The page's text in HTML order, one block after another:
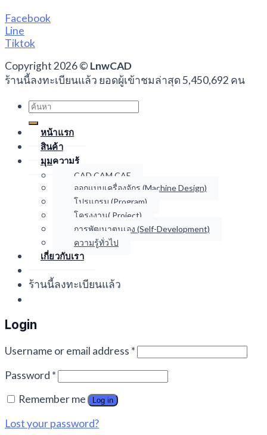
Facebook
Line
Tiktok
Copyright 2026 © LnwCAD
ร้านนี้ลงทะเบียนแล้ว ยอดผู้เข้าชมล่าสุด 5,450,692 คน
Search
หน้าแรก
สินค้า
มุมความรู้
CAD CAM CAE
ออกแบบเครื่องจักร (Machine Design)
โปรแกรม (Program)
โครงงาน( Project)
การพัฒนาตนเอง (Self-Development)
ความรู้ทั่วไป
เกี่ยวกับเรา
ร้านนี้ลงทะเบียนแล้ว
Login
Username or email address *
Password *
Remember me
Log in
Lost your password?